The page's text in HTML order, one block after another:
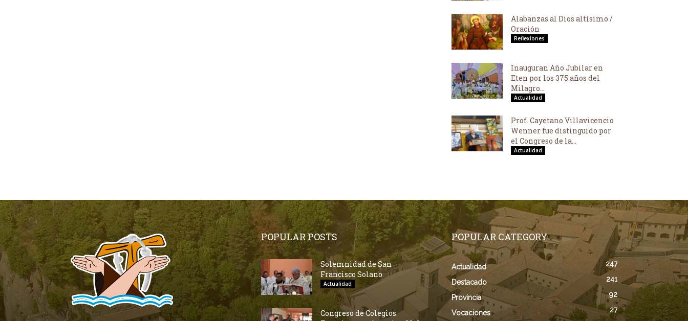
Alabanzas al Dios altísimo /
Oración
Reflexiones
Inauguran Año Jubilar en
Eten por los 375 años del
Milagro...
Actualidad
Prof. Cayetano Villavicencio
Wenner fue distinguido por
el Congreso de la...
Actualidad
POPULAR POSTS
Solemnidad de San
Francisco Solano
Actualidad
Congreso de Colegios
POPULAR CATEGORY
Actualidad 247
Destacado 241
Provincia 92
Vocaciones 27